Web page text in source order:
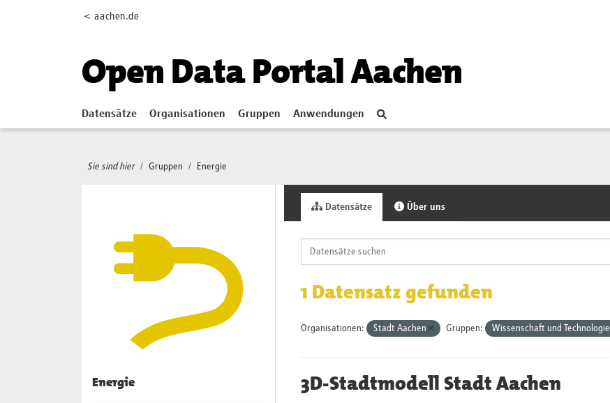
< aachen.de
Open Data Portal Aachen
Datensätze Organisationen Gruppen Anwendungen
Sie sind hier Gruppen Energie
Energie
Datensätze Über uns
1 Datensatz gefunden
Organisationen: Stadt Aachen Gruppen: Wissenschaft und Technologie
3D-Stadtmodell Stadt Aachen